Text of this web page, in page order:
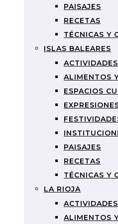
PAISAJES
RECETAS
TÉCNICAS Y
ISLAS BALEARES
ALIMENTOS
ESPACIOS
PAISAJES
RECETAS
TÉCNICAS Y
LA RIOJA
ALIMENTOS